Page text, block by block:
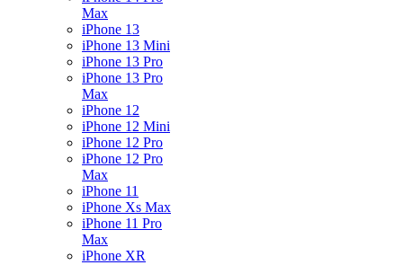
Max
iPhone 13
iPhone 13 Mini
iPhone 13 Pro
iPhone 13 Pro
Max
iPhone 12
iPhone 12 Mini
iPhone 12 Pro
iPhone 12 Pro
Max
iPhone 11
iPhone Xs Max
iPhone 11 Pro
Max
iPhone XR